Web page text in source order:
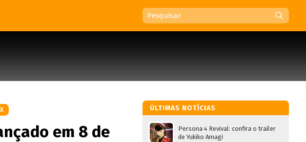
em 8 de
ÚLTIMAS NOTÍCIAS
Persona 4 Revival: confira o trailer
de Yukiko Amagi